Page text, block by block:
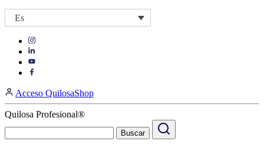
Es
Visit
https://www.instagram.com/quilosa_selena/
Visit
our
Visit
page
https://www.facebook.com/QuilosaSelenaIberia/
page
Acceso QuilosaShop
Quilosa Profesional®